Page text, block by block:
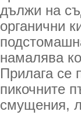
дължи на
органични
намалява
Прилага се
пикочните
смущения,